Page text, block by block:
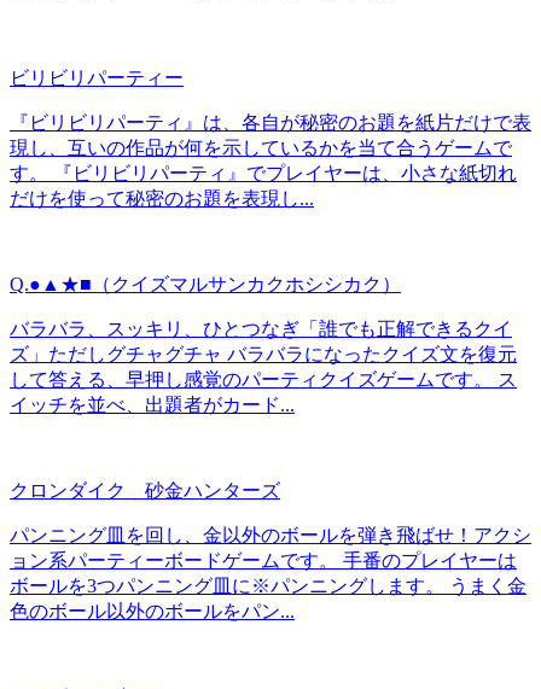
ビリビリパーティー
『ビリビリパーティ』は、各自が秘密のお題を紙片だけで表
現し、互いの作品が何を示しているかを当て合うゲームで
す。 『ビリビリパーティ』でプレイヤーは、小さな紙切れ
だけを使って秘密のお題を表現し...
Q.●▲★■（クイズマルサンカクホシシカク）
バラバラ、スッキリ、ひとつなぎ「誰でも正解できるクイ
ズ」ただしグチャグチャ バラバラになったクイズ文を復元
して答える、早押し感覚のパーティクイズゲームです。 ス
イッチを並べ、出題者がカード...
クロンダイク 砂金ハンターズ
パンニング皿を回し、金以外のボールを弾き飛ばせ！アクシ
ョン系パーティーボードゲームです。 手番のプレイヤーは
ボールを3つパンニング皿に※パンニングします。 うまく金
色のボール以外のボールをパン...